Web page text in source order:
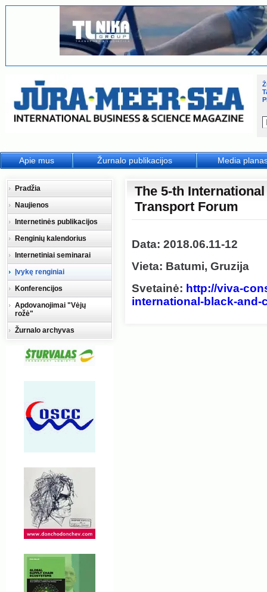
The 5-th
Transport Forum
Data: 2018.06.11-12
Vieta: Batumi, Gruzija
Svetainė: http://viva-
international-black-and-
Pradžia
Naujienos
Internetinės publikacijos
Renginių kalendorius
Internetiniai seminarai
Įvykę renginiai
Konferencijos
Apdovanojimai "Vėjų
rožė"
Žurnalo archyvas
Apie mus Žurnalo publikacijos Media